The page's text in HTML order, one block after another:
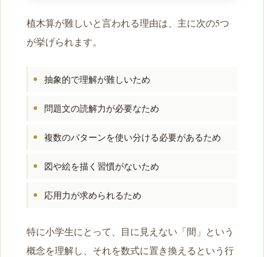
植木算が難しいと言われる理由は、主に次の5つ
が挙げられます。
抽象的で理解が難しいため
問題文の読解力が必要なため
複数のパターンを使い分ける必要があるため
図や絵を描く習慣がないため
応用力が求められるため
特に小学生にとって、目に見えない「間」という
概念を理解し、それを数式に置き換えるという行